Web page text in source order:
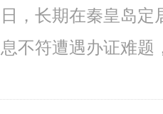
日，长期在秦皇岛
息不符遭遇办证难题